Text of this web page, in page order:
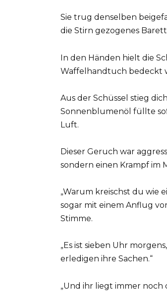
Sie trug denselben
die Stirn gezogenes
In den Händen hielt die
Waffelhandtuch bedeckt
Aus der Schüssel stieg
Sonnenblumenöl füllte
Luft.
Dieser Geruch war
sondern einen Krampf im
„Warum kreischst du wie
sogar mit einem Anflug
Stimme.
„Es ist sieben Uhr
erledigen ihre Sachen.“
„Und ihr liegt immer